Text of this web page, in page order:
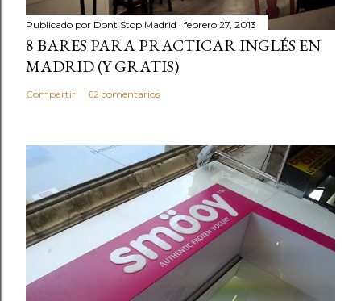
Publicado por Dont Stop Madrid febrero 27, 2013
8 BARES PARA PRACTICAR INGLÉS EN
MADRID (Y GRATIS)
Compartir 62 comentarios